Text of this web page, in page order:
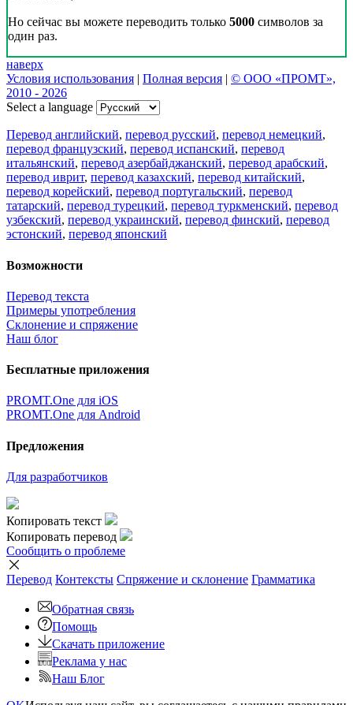
Но сейчас вы можете переводить только 5000 символов за
один раз.
наверх
Условия использования | Полная версия | © ООО «ПРОМТ»,
2010 - 2026
Select a language
Перевод английский, перевод русский, перевод немецкий,
перевод французский, перевод испанский, перевод
итальянский, перевод азербайджанский, перевод арабский,
перевод иврит, перевод казахский, перевод китайский,
перевод корейский, перевод португальский, перевод
татарский, перевод турецкий, перевод туркменский, перевод
узбекский, перевод украинский, перевод финский, перевод
эстонский, перевод японский
Возможности
Перевод текста
Примеры употребления
Склонение и спряжение
Наш блог
Бесплатные приложения
PROMT.One для iOS
PROMT.One для Android
Предложения
Для разработчиков
Копировать текст
Копировать перевод
Сообщить о проблеме
Перевод Контексты Спряжение и склонение Грамматика
Обратная связь
Помощь
Скачать приложение
Реклама у нас
Наш Блог